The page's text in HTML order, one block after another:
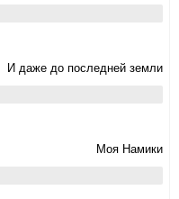
И даже до последней земли
Моя Намики